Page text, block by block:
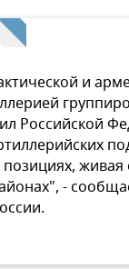
и
Российской
живая
-